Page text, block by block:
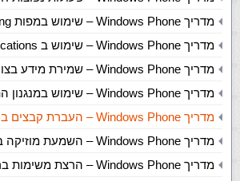
מדריך Windows Phone – שימוש במפות Bing
מדריך Windows Phone – שימוש ב Push Notifications
מדריך Windows Phone – שמירת מידע בצורה מוצפנת
מדריך Windows Phone – שימוש במנגנון התרעות
מדריך Windows Phone – העברת קבצים ברקע
מדריך Windows Phone – השמעת מוזיקה ברקע
מדריך Windows Phone – הרצת משימות ברקע